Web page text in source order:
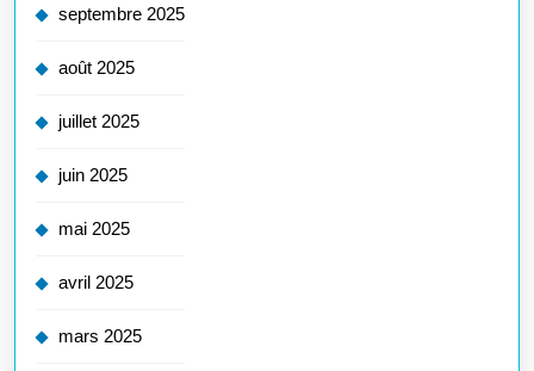
septembre 2025
août 2025
juillet 2025
juin 2025
mai 2025
avril 2025
mars 2025